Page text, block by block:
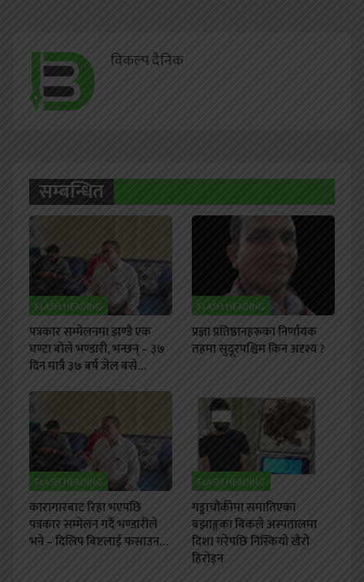
विकल्प दैनिक
सम्बन्धित
FLASH HEADING
पत्रकार सम्मेलनमा झण्डै एक
घण्टा बोले भण्डारी, भन्छन् – ३७
दिन मात्रै ३७ बर्ष जेल बसे…
FLASH HEADING
प्रज्ञा प्रतिष्ठानहरूका निर्णायक
तहमा सुदूरपश्चिम किन अदृश्य ?
FLASH HEADING
कारागारबाट रिहा भएपछि
पत्रकार सम्मेलन गर्दै भण्डारीले
भने – दिलिप बिष्टलाई फसाउन…
FLASH HEADING
गड्डाचौकीमा समातिएका
बझाङ्गका बिकले अस्पतालमा
दिशा गरेपछि निस्कियो खैरो
हिरोइन